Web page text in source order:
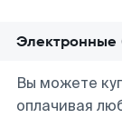
Электронные
Вы можете
оплачивая